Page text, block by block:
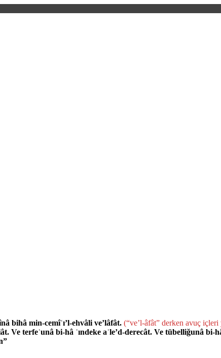
bihâ min-cemîʿı’l-ehvâli ve’lâfât. (“ve’l-âfât” derken avuç
Ve terfeʿunâ bi-hâ ʿındeke aʿle’d-derecât. Ve tübelliğunâ bi-